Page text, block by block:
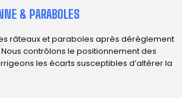
& PARABOLES
râteaux et paraboles après dérèglement
contrôlons le positionnement des
les écarts susceptibles d’altérer la